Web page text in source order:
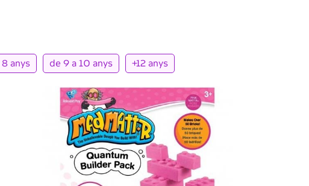
anys de 9 a 10 anys +12 anys